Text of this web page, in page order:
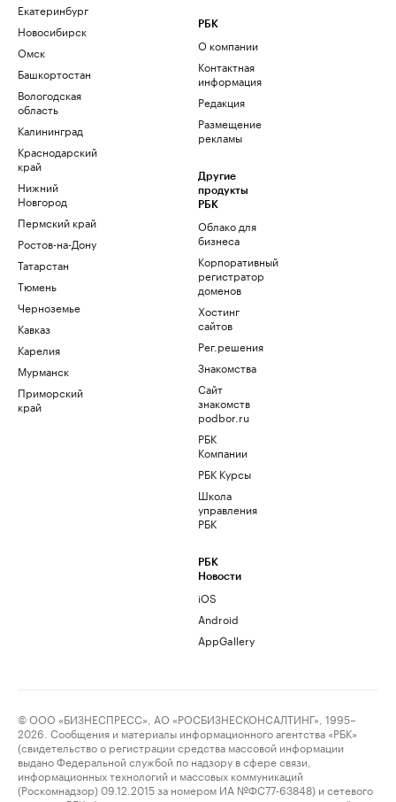
Екатеринбург
Новосибирск
Омск
Башкортостан
Вологодская
область
Калининград
Краснодарский
край
Нижний
Новгород
Пермский край
Ростов-на-Дону
Татарстан
Тюмень
Черноземье
Кавказ
Карелия
Мурманск
Приморский
край
РБК
О компании
Контактная
информация
Редакция
Размещение
рекламы
Другие
продукты
РБК
Облако для
бизнеса
Корпоративный
регистратор
доменов
Хостинг
сайтов
Рег.решения
Знакомства
Сайт
знакомств
podbor.ru
РБК
Компании
РБК Курсы
Школа
управления
РБК
РБК
Новости
iOS
Android
AppGallery
© ООО «БИЗНЕСПРЕСС», АО «РОСБИЗНЕСКОНСАЛТИНГ», 1995–
2026. Сообщения и материалы информационного агентства «РБК»
(свидетельство о регистрации средства массовой информации
выдано Федеральной службой по надзору в сфере связи,
информационных технологий и массовых коммуникаций
(Роскомнадзор) 09.12.2015 за номером ИА №ФС77-63848) и сетевого